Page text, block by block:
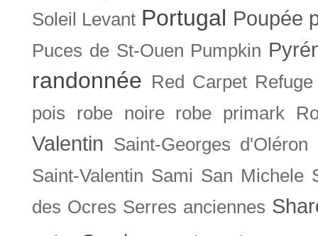
Soleil Levant Portugal Poupée
Puces de St-Ouen Pumpkin
randonnée Red Carpet Refuge
pois
robe noire robe primark
Valentin Saint-Georges d'Oléron
Saint-Valentin Sami San Michele
des Ocres Serres anciennes